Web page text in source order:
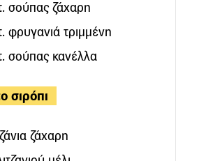
σούπας ζάχαρη
φρυγανιά τριμμένη
σούπας κανέλλα
σιρόπι
ζάχαρη